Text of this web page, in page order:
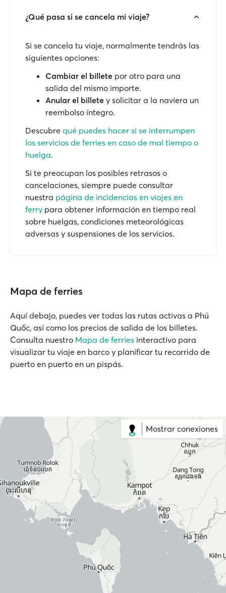
¿Qué pasa si se cancela mi viaje?
Si se cancela tu viaje, normalmente tendrás las
siguientes opciones:
Cambiar el billete por otro para una
salida del mismo importe.
Anular el billete y solicitar a la naviera un
reembolso íntegro.
Descubre qué puedes hacer si se interrumpen
los servicios de ferries en caso de mal tiempo o
huelga.
Si te preocupan los posibles retrasos o
cancelaciones, siempre puede consultar
nuestra página de incidencias en viajes en
ferry para obtener información en tiempo real
sobre huelgas, condiciones meteorológicas
adversas y suspensiones de los servicios.
Mapa de ferries
Aquí debajo, puedes ver todas las rutas activas a Phú
Quốc, así como los precios de salida de los billetes.
Consulta nuestro Mapa de ferries interactivo para
visualizar tu viaje en barco y planificar tu recorrido de
puerto en puerto en un pispás.
Mostrar conexiones